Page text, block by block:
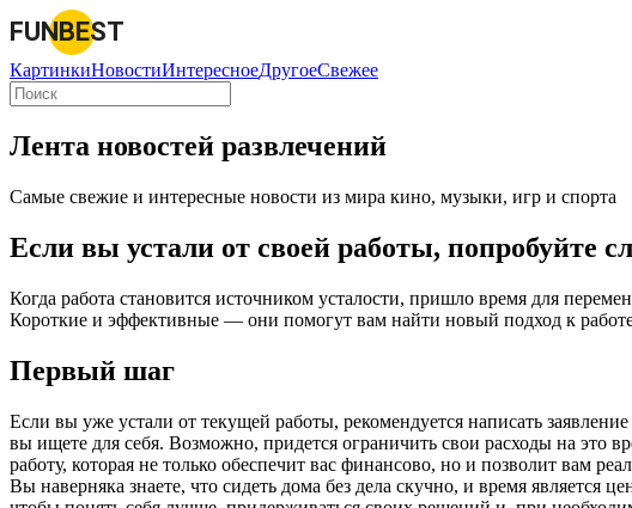
FUNBEST
КартинкиНовостиИнтересноеДругоеСвежее
Лента новостей развлечений
Самые свежие и интересные новости из мира кино, музыки, игр и спорта
Если вы устали от своей работы, попробуйте
Когда работа становится источником усталости, пришло время для
Короткие и эффективные — они помогут вам найти новый подход к работе
Первый шаг
Если вы уже устали от текущей работы, рекомендуется написать
вы ищете для себя. Возможно, придется ограничить свои расходы на это
работу, которая не только обеспечит вас финансово, но и позволит вам
Вы наверняка знаете, что сидеть дома без дела скучно, и время является